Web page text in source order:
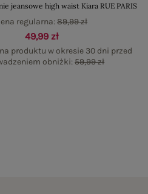
jeansowe high waist Kiara RUE PARIS
49,99 zł
produktu w okresie 30 dni przed
obniżki:59,99 zł
regularna:89,99 zł